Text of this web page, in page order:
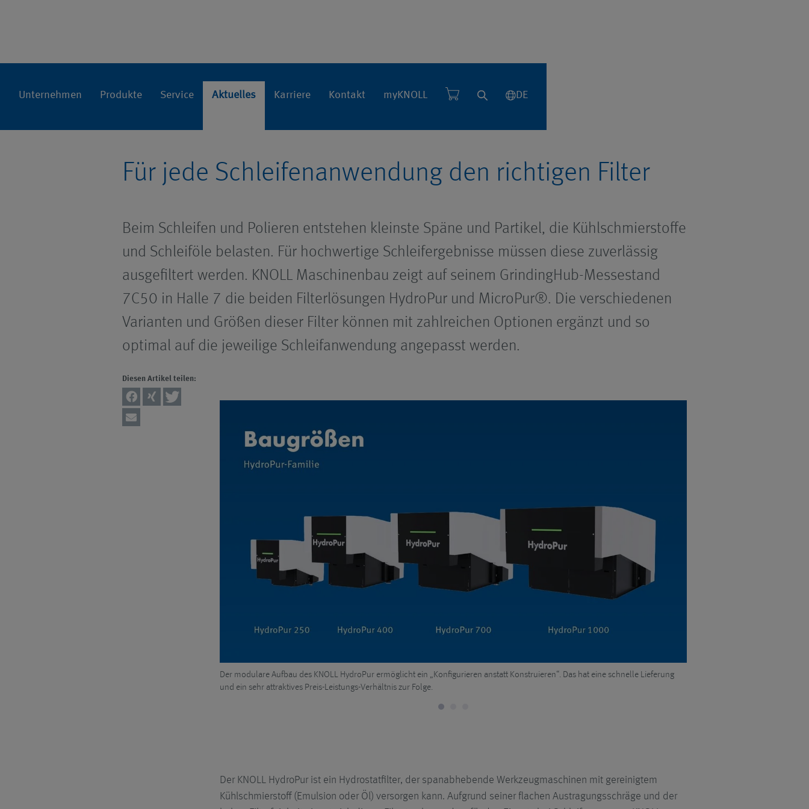
Unternehmen Produkte Service Aktuelles Karriere Kontakt myKNOLL DE
Home Aktuelles
Für jede Schleifenanwendung den richtigen Filter
Beim Schleifen und Polieren entstehen kleinste Späne und Partikel, die Kühlschmierstoffe
und Schleiföle belasten. Für hochwertige Schleifergebnisse müssen diese zuverlässig
ausgefiltert werden. KNOLL Maschinenbau zeigt auf seinem GrindingHub-Messestand
7C50 in Halle 7 die beiden Filterlösungen HydroPur und MicroPur®. Die verschiedenen
Varianten und Größen dieser Filter können mit zahlreichen Optionen ergänzt und so
optimal auf die jeweilige Schleifanwendung angepasst werden.
Diesen Artikel teilen:
Der modulare Aufbau des KNOLL HydroPur ermöglicht ein „Konfigurieren anstatt Konstruieren“. Das hat eine schnelle Lieferung
und ein sehr attraktives Preis-Leistungs-Verhältnis zur Folge.
Der KNOLL HydroPur ist ein Hydrostatfilter, der spanabhebende Werkzeugmaschinen mit gereinigtem
Kühlschmierstoff (Emulsion oder Öl) versorgen kann. Aufgrund seiner flachen Austragungsschräge und der